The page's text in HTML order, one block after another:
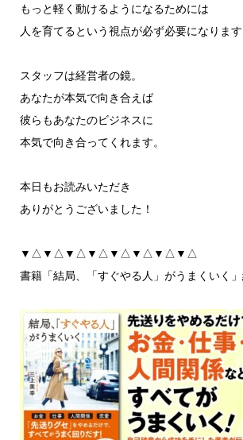
もっと軽く動けるようになるためには
人を育てるという視点が必ず必要になります
スタッフは経営者の鏡。
あなたが本気で向き合えば
彼らもあなたのビジネスに
本気で向き合ってくれます。
本日もお読みいただき
ありがとうございました！
▼△▼△▼△▼△▼△▼△▼△▼△
書籍「結局、「すぐやる人」がうまくいく」